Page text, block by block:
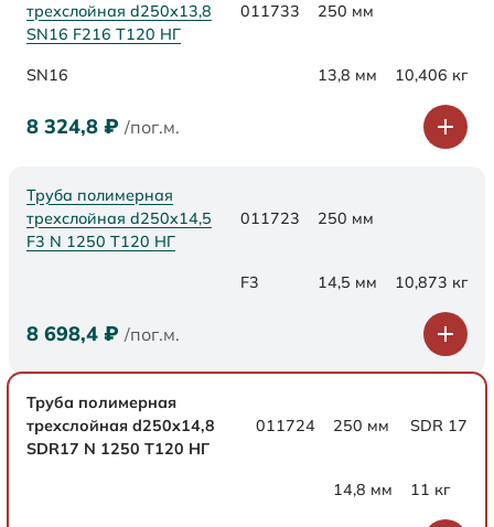
трехслойная d250х13,8
SN16 F216 Т120 НГ
011733 250 мм
SN16 13,8 мм 10,406 кг
8 324,8 ₽ /пог.м.
Труба полимерная
трехслойная d250x14,5
F3 N 1250 Т120 НГ
011723 250 мм
F3 14,5 мм 10,873 кг
8 698,4 ₽ /пог.м.
Труба полимерная
трехслойная d250x14,8
SDR17 N 1250 Т120 НГ
011724 250 мм SDR 17
14,8 мм 11 кг